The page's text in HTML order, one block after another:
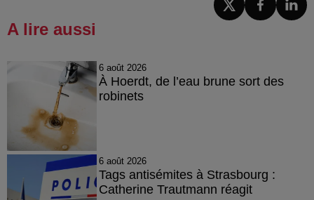
A lire aussi
6 août 2026
À Hoerdt, de l’eau brune sort des
robinets
6 août 2026
Tags antisémites à Strasbourg :
Catherine Trautmann réagit